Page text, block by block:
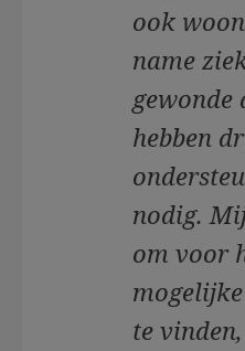
ook
name
gewonde
hebben
nodig.
om voor
te vinden,